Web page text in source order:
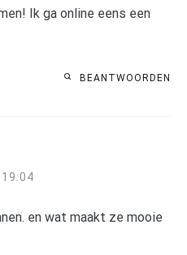
Ik ga online eens een
BEANTWOORDEN
en wat maakt ze mooie